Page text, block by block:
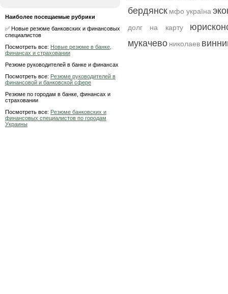
Наиболее посещаемые рубрики
✅ Новые резюме банковских и финансовых
специалистов
Посмотреть все: Новые резюме в банке,
финансах и страховании
Резюме руководителей в банке и финансах
Посмотреть все: Резюме руководителей в
финансовой и банковской сфере
Резюме по городам в банке, финансах и
страховании
Посмотреть все: Резюме банковских и
финансовых специалистов по городам
Украины
бердянск мфо україна
долг на карту
мукачево николаев